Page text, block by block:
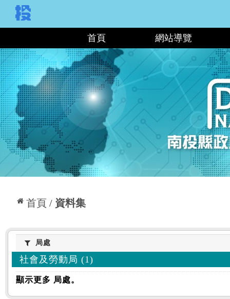
首頁 網站導覽
首頁 資料集
:::
局處局處
社會及勞動局 (1)
顯示更多 局處。